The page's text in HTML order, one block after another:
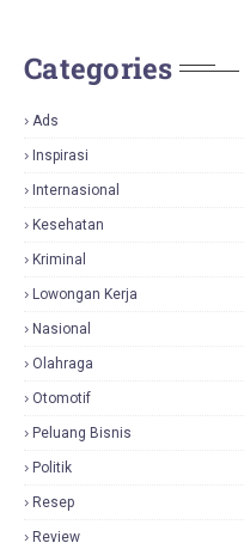
Categories
Ads
Inspirasi
Internasional
Kesehatan
Kriminal
Lowongan Kerja
Nasional
Olahraga
Otomotif
Peluang Bisnis
Politik
Resep
Review